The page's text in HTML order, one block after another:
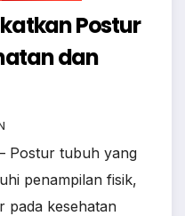
Postur
dan
Postur tubuh yang
penampilan fisik,
pada kesehatan